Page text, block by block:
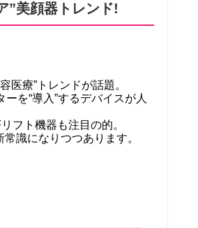
”美顔器トレンド!
医療”トレンドが話題。
を“導入”するデバイスが人
フト機器も注目の的。
識になりつつあります。